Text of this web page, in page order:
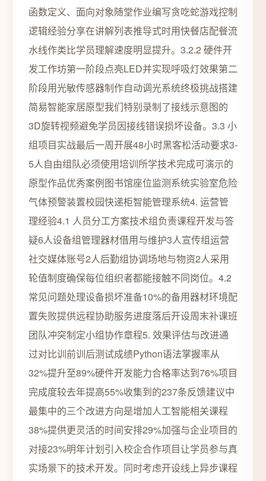
函数定义、面向对象随堂作业编写贪吃蛇游戏控制
逻辑经验分享在讲解列表推导式时用快餐店配餐流
水线作类比学员理解速度明显提升。3.2.2 硬件开
发工作坊第一阶段点亮LED并实现呼吸灯效果第二
阶段用光敏传感器制作自动调光系统终极挑战搭建
简易智能家居原型我们特别录制了接线示意图的
3D旋转视频避免学员因接线错误损坏设备。3.3 小
组项目实战最后一周开展48小时黑客松活动要求3-
5人自由组队必须使用培训所学技术完成可演示的
原型作品优秀案例图书馆座位监测系统实验室危险
气体预警装置校园快递柜智能管理系统4. 运营管
理经验4.1 人员分工方案技术组负责课程开发与答
疑6人设备组管理器材借用与维护3人宣传组运营
社交媒体账号2人后勤组协调场地与物资2人采用
轮值制度确保每位组织者都能接触不同岗位。4.2
常见问题处理设备损坏准备10%的备用器材环境配
置失败提供远程协助服务进度落后开设周末补课班
团队冲突制定小组协作章程5. 效果评估与改进通
过对比训前训后测试成绩Python语法掌握率从
32%提升至89%硬件开发能力合格率达到76%项目
完成度较去年提高55%收集到的237条反馈建议中
最集中的三个改进方向是增加人工智能相关课程
38%提供更灵活的时间安排29%加强与企业项目的
对接23%明年计划引入校企合作项目让学员参与真
实场景下的技术开发。同时考虑开设线上异步课程